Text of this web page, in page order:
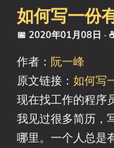
文章
标签
分类
系列
如何写一份
📅 2020年01月08日 ·
作者： 阮一峰
原文链接： 如何写
现在找工作的程序
我见过很多简历，
哪里。一个人总是